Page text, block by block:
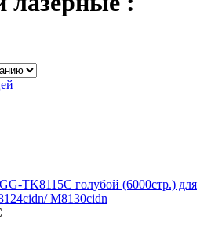
TK8115C голубой (6000стр.) для
M8130cidn